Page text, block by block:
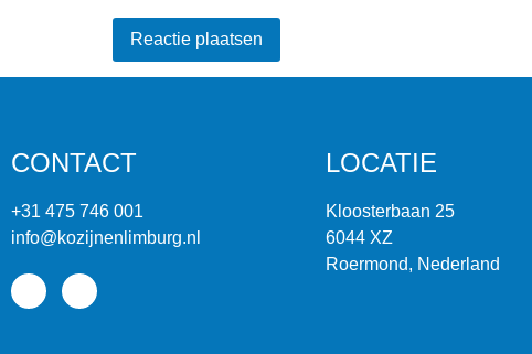
CONTACT
+31 475 746 001
info@kozijnenlimburg.nl
LOCATIE
Kloosterbaan 25
6044 XZ
Roermond, Nederland